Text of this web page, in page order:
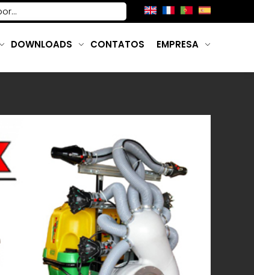
DOWNLOADS CONTATOS EMPRESA